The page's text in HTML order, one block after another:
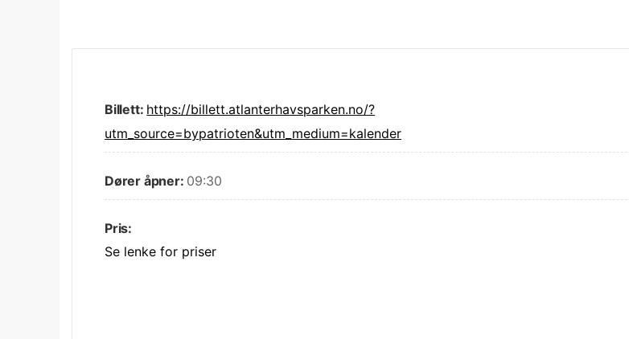
Billett: https://billett.atlanterhavsparken.no/?
utm_source=bypatrioten&utm_medium=kalender
Dører åpner: 09:30
Pris:
Se lenke for priser